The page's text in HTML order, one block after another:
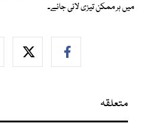
میں ہر ممکن تیزی لائی جائے۔
متعلقہ